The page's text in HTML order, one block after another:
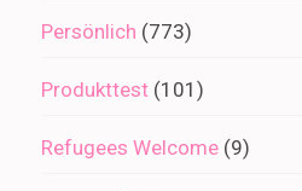
Persönlich (773)
Produkttest (101)
Refugees Welcome (9)